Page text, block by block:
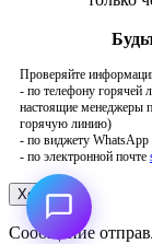
Проверяйте
- по телефону горячей
настоящие менеджеры
горячую линию)
- по виджету
- по электронной почте
Сообщение